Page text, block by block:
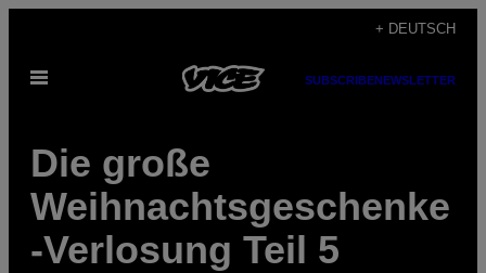
content
+ DEUTSCH
Open
SUBSCRIBENEWSLETTER
Die große
Weihnachtsgeschenke
-Verlosung Teil 5